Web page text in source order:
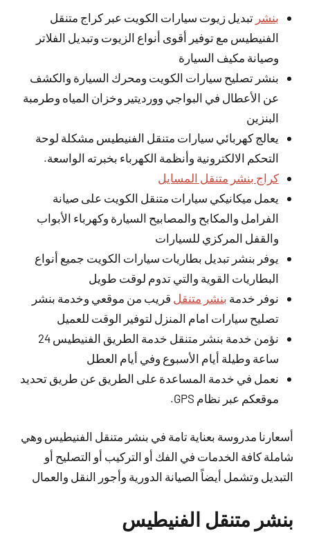
بنشر تبديل زيوت سيارات الكويت عبر كراج متنقل
الفنيطيس مع توفير أقوى أنواع الزيوت وتبديل الفلاتر
وصيانة مكيف السيارة
بنشر تصليح سيارات الكويت ومحرك السيارة والكشف
عن الأعطال في البواجي وورديتير وخزان المياه وطرمبة
البنزين
يعالج كهربائي سيارات متنقل الفنيطيس مشكلة لوحة
التحكم الالكترونية وأنظمة الكهرباء بخبرته الواسعة.
كراج بنشر متنقل المسايل
يعمل ميكانيكي سيارات متنقل الكويت على صيانة
الفرامل والمكابح والمصابيح السيارة وكهرباء الأبواب
والقفل المركزي للسيارات
يوفر بنشر تبديل بطاريات سيارات الكويت جميع أنواع
البطاريات القوية والتي تدوم لوقت طويل
نوفر خدمة بنشر متنقل قريب من موقعي وخدمة بنشر
تصليح سيارات امام المنزل لتوفير الوقت للعميل
نؤمن خدمة بنشر متنقل خدمة الطريق الفنيطيس 24
ساعة وطيلة أيام الأسبوع وفي أيام العطل
نعمل في خدمة المساعدة على الطريق عن طريق تحديد
موقعكم عبر نظام GPS.
أسعارنا مدروسة بعناية تامة في بنشر متنقل الفنيطيس وهي
شاملة كافة الخدمات في الفك أو التركيب أو التصليح أو
التبديل وتشمل أيضاً الصيانة الدورية وأجور النقل والعمال
بنشر متنقل الفنيطيس